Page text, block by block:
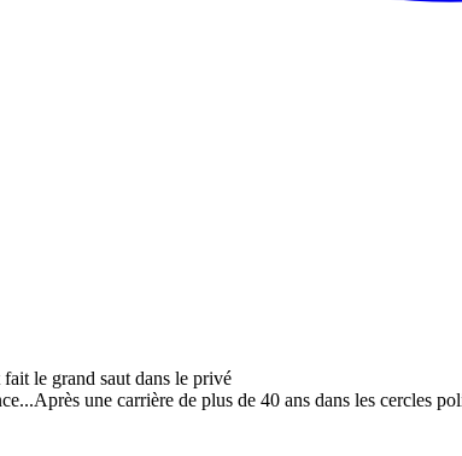
une carrière de plus de 40 ans dans les cercles